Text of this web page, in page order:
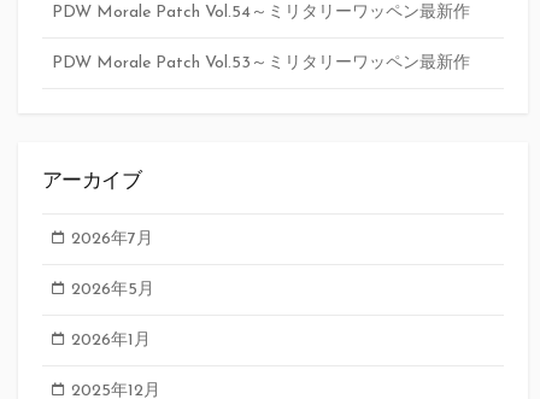
PDW Morale Patch Vol.54～ミリタリーワッペン最新作
PDW Morale Patch Vol.53～ミリタリーワッペン最新作
アーカイブ
2026年7月
2026年5月
2026年1月
2025年12月